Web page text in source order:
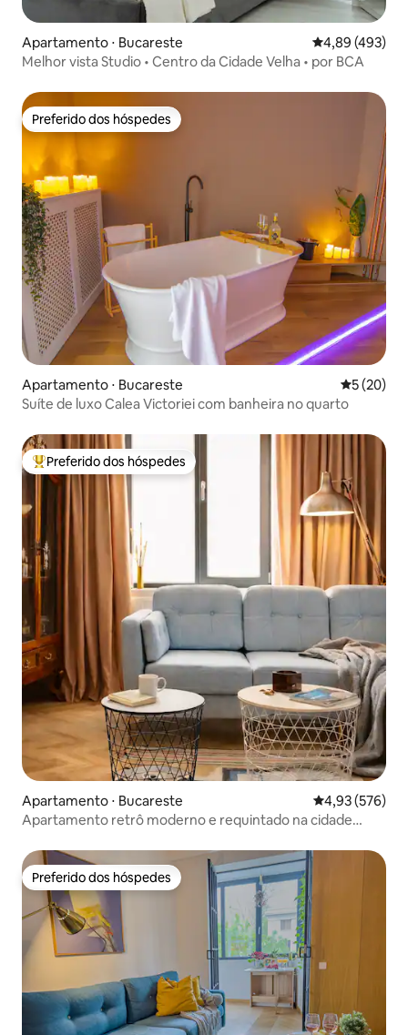
Apartamento ⋅ Bucareste 4,89 de uma
4,89 (493)
Melhor vista Studio • Centro da Cidade Velha • por BCA
Preferido dos hóspedes
Preferido dos hóspedes
Apartamento ⋅ Bucareste 5 de uma
5 (20)
Suíte de luxo Calea Victoriei com banheira no quarto
Entre os melhores preferidos dos hóspedes
Preferido dos hóspedes
Apartamento ⋅ Bucareste 4,93 de uma
4,93 (576)
Apartamento retrô moderno e requintado na cidade
Preferido dos hóspedes
Preferido dos hóspedes